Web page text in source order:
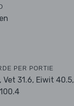
PER PORTIE
Vet 31.6, Eiwit 40.5,